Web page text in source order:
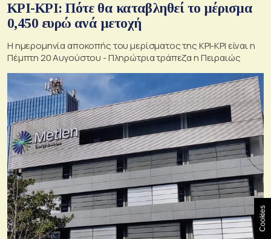
ΚΡΙ-ΚΡΙ: Πότε θα καταβληθεί το μέρισμα
0,450 ευρώ ανά μετοχή
Η ημερομηνία αποκοπής του μερίσματος της ΚΡΙ-ΚΡΙ είναι η
Πέμπτη 20 Αυγούστου - Πληρώτρια τράπεζα η Πειραιώς
Cookies